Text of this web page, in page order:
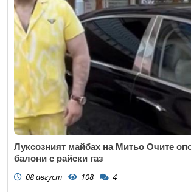
Луксозният майбах на Митьо Очите
балони с райски газ
08 август 108 4